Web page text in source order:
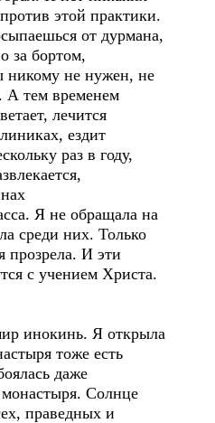
этой практики.
от дурмана,
за бортом,
никому не нужен, не
А тем временем
лечится
ездит
раз в году,
Я не обращала на
среди них. Только
прозрела. И эти
с учением Христа.
инокинь. Я открыла
тоже есть
даже
Солнце
праведных и